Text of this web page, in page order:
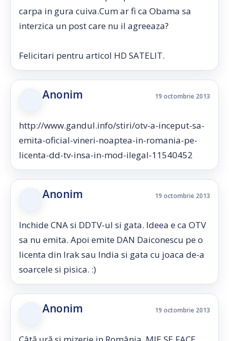
carpa in gura cuiva.Cum ar fi ca Obama sa
interzica un post care nu il agreeaza?
Felicitari pentru articol HD SATELIT.
Anonim 19 octombrie 2013
http://www.gandul.info/stiri/otv-a-inceput-sa-
emita-oficial-vineri-noaptea-in-romania-pe-
licenta-dd-tv-insa-in-mod-ilegal-11540452
Anonim 19 octombrie 2013
Inchide CNA si DDTV-ul si gata. Ideea e ca OTV
sa nu emita. Apoi emite DAN Daiconescu pe o
licenta din Irak sau India si gata cu joaca de-a
soarcele si pisica. :)
Anonim 19 octombrie 2013